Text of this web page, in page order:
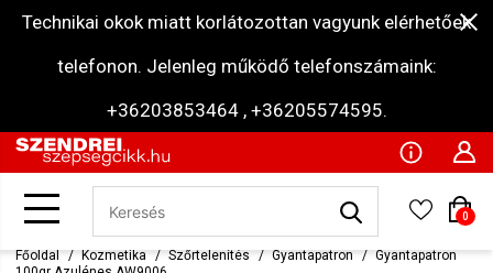
Technikai okok miatt korlátozottan vagyunk elérhetőek
telefonon. Jelenleg működő telefonszámaink:
+36203853464 , +36205574595.
0
Főoldal Kozmetika Szőrtelenítés Gyantapatron
Gyantapatron